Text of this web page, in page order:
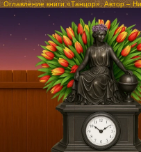
Оглавление книги «Танцор». Автор –